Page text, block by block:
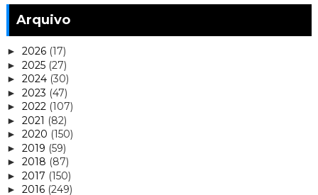
Arquivo
► 2026 (17)
► 2025 (27)
► 2024 (30)
► 2023 (47)
► 2022 (107)
► 2021 (82)
► 2020 (150)
► 2019 (59)
► 2018 (87)
► 2017 (150)
► 2016 (249)